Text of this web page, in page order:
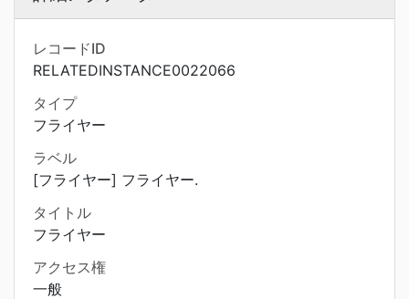
レコードID
RELATEDINSTANCE0022066
タイプ
フライヤー
ラベル
[フライヤー] フライヤー.
タイトル
フライヤー
アクセス権
一般